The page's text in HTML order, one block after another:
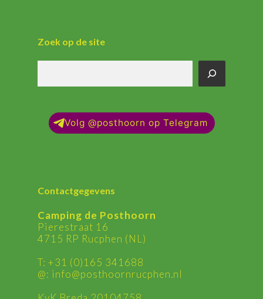
Zoek op de site
de
Volg @posthoorn op Telegram
Contactgegevens
Camping de Posthoorn
Pierestraat 16
4715 RP Rucphen (NL)
T: +31 (0)165 341688
@: ln.nehpcurnroohtsop@ofni